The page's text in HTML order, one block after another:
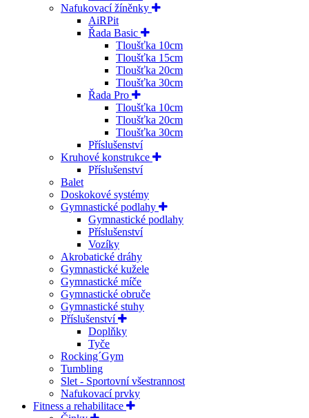
Nafukovací žíněnky
AiRPit
Řada Basic
Tloušťka 10cm
Tloušťka 15cm
Tloušťka 20cm
Tloušťka 30cm
Řada Pro
Tloušťka 10cm
Tloušťka 20cm
Tloušťka 30cm
Příslušenství
Kruhové konstrukce
Příslušenství
Balet
Doskokové systémy
Gymnastické podlahy
Gymnastické podlahy
Příslušenství
Vozíky
Akrobatické dráhy
Gymnastické kužele
Gymnastické míče
Gymnastické obruče
Gymnastické stuhy
Příslušenství
Doplňky
Tyče
Rocking´Gym
Tumbling
Slet - Sportovní všestrannost
Nafukovací prvky
Fitness a rehabilitace